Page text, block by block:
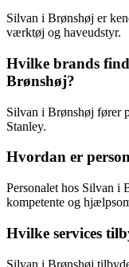
Silvan i Brønshøj er
værktøj og haveudstyr.
Hvilke brands
Brønshøj?
Silvan i Brønshøj fører
Stanley.
Hvordan er
Personalet hos Silvan i
kompetente og
Hvilke services
Silvan i Brønshøj